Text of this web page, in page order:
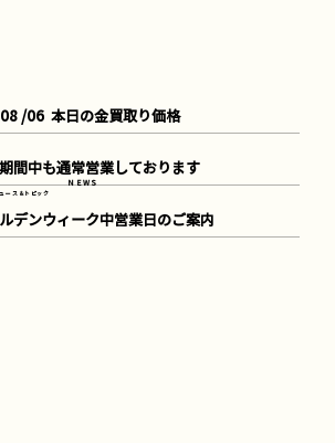
NEWS
ース&トピック
/06  本日の金買取り価格
間中も通常営業しております
デンウィーク中営業日のご案内